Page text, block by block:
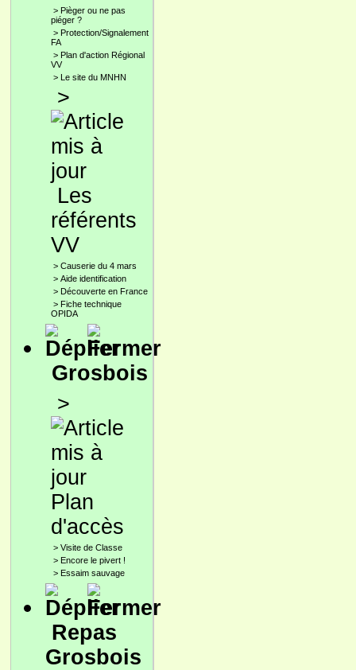
> Pièger ou ne pas
piéger ?
> Protection/Signalement
FA
> Plan d'action Régional
VV
> Le site du MNHN
>
Les
référents
VV
> Causerie du 4 mars
> Aide identification
> Découverte en France
> Fiche technique
OPIDA
Grosbois
>
Plan
d'accès
> Visite de Classe
> Encore le pivert !
> Essaim sauvage
Repas
Grosbois